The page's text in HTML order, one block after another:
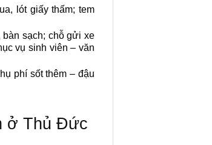
lót giấy thấm; tem
bàn sạch; chỗ gửi xe
vụ sinh viên – văn
phí sốt thêm – đậu
ở Thủ Đức